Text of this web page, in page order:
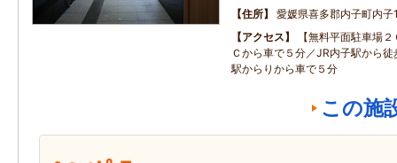
住所
愛媛県喜多郡内子町内子
アクセス
【無料平面駐車場
Ｃから車で５分／JR内子駅から
駅からりから車で５分
この施